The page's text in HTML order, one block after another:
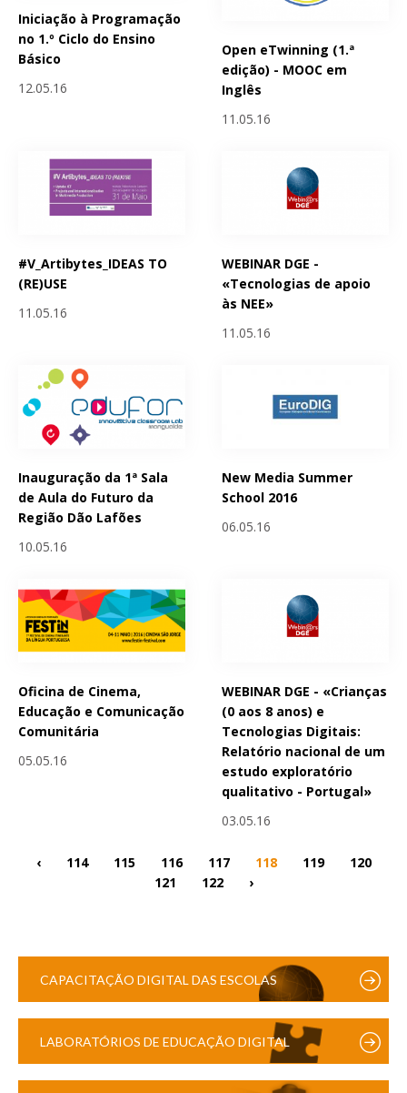
Iniciação à Programação
no 1.º Ciclo do Ensino
Básico
12.05.16
Open eTwinning (1.ª
edição) - MOOC em
Inglês
11.05.16
#V_Artibytes_IDEAS TO
(RE)USE
11.05.16
WEBINAR DGE -
«Tecnologias de apoio
às NEE»
11.05.16
Inauguração da 1ª Sala
de Aula do Futuro da
Região Dão Lafões
10.05.16
New Media Summer
School 2016
06.05.16
Oficina de Cinema,
Educação e Comunicação
Comunitária
05.05.16
WEBINAR DGE - «Crianças
(0 aos 8 anos) e
Tecnologias Digitais:
Relatório nacional de um
estudo exploratório
qualitativo - Portugal»
03.05.16
‹ 114 115 116 117 118 119
120
121
122 ›
CAPACITAÇÃO DIGITAL DAS ESCOLAS
LABORATÓRIOS DE EDUCAÇÃO DIGITAL